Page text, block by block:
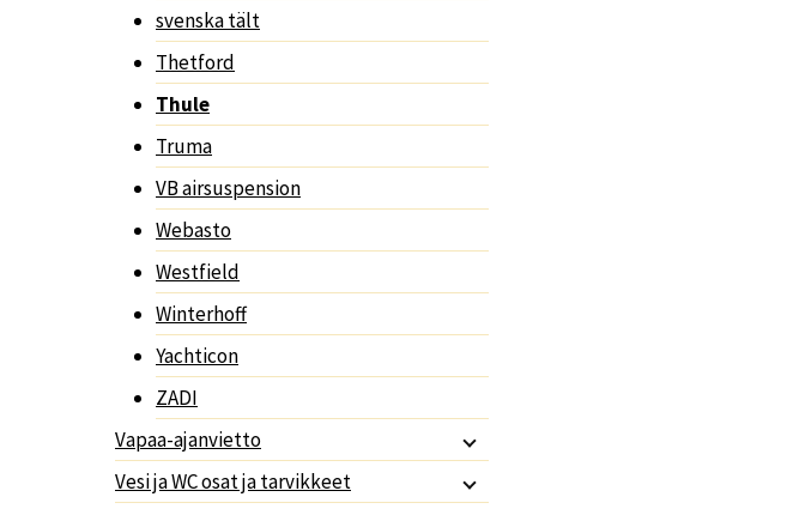
svenska tält
Thetford
Thule
Truma
VB airsuspension
Webasto
Westfield
Winterhoff
Yachticon
ZADI
Vapaa-ajanvietto
Vesi ja WC osat ja tarvikkeet